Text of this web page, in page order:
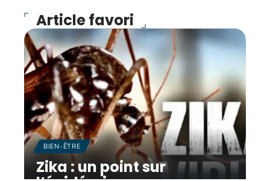
Article favori
BIEN-ÊTRE
Zika : un point sur